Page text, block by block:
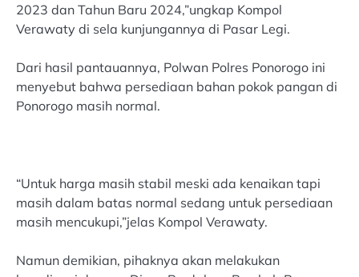
2023 dan Tahun Baru 2024,”ungkap Kompol
Verawaty di sela kunjungannya di Pasar Legi.
Dari hasil pantauannya, Polwan Polres Ponorogo ini
menyebut bahwa persediaan bahan pokok pangan di
Ponorogo masih normal.
“Untuk harga masih stabil meski ada kenaikan tapi
masih dalam batas normal sedang untuk persediaan
masih mencukupi,”jelas Kompol Verawaty.
Namun demikian, pihaknya akan melakukan